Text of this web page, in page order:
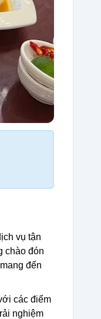
vụ tận
chào đón
đến
các điểm
nghiệm